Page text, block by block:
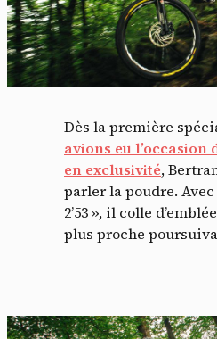
Dès la première
avions eu l’occasion
en exclusivité,
parler la poudre.
2’53 », il colle
plus proche